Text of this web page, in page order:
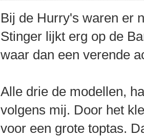
Bij de Hurry's waren er
Stinger lijkt erg op de
waar dan een verende
Alle drie de modellen,
volgens mij. Door het
voor een grote toptas.